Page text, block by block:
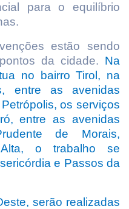
para o equilíbrio
estão sendo
da cidade. Na
no bairro Tirol, na
entre as avenidas
os serviços
entre as avenidas
de Morais,
o trabalho se
e Passos da
serão realizadas